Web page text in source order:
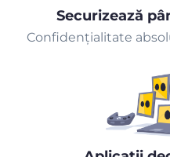
Securizează
Confidențialitate